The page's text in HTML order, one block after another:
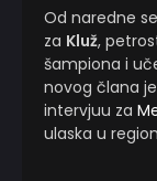
Od naredne
za Kluž,
šampiona i
novog člana
intervjuu za
ulaska u